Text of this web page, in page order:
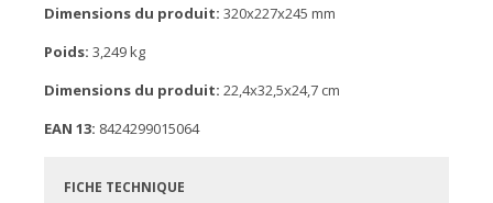
Dimensions du produit: 320x227x245 mm
Poids: 3,249 kg
Dimensions du produit: 22,4x32,5x24,7 cm
EAN 13: 8424299015064
FICHE TECHNIQUE